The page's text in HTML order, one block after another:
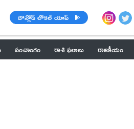
డౌన్లోడ్ లోకల్ యాప్
పంచాంగం రాశి ఫలాలు రాజకీయం